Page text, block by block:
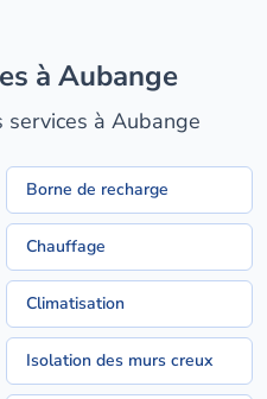
à Aubange
services à Aubange
Borne de recharge
Chauffage
Climatisation
Isolation des murs creux